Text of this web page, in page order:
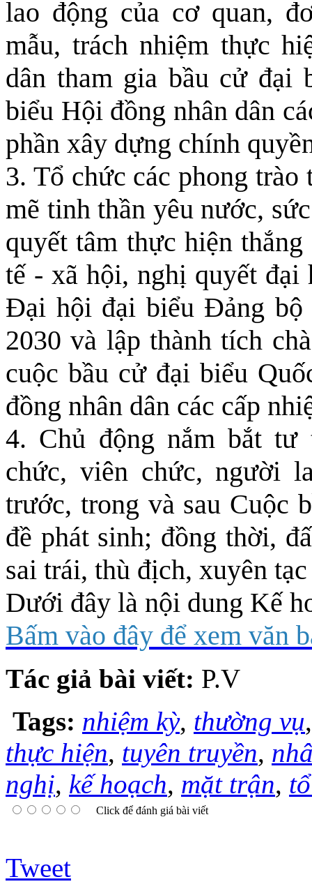
lao động của cơ quan,
mẫu, trách nhiệm thực
dân tham gia bầu cử
biểu Hội đồng nhân dân
phần xây dựng chính
3. Tổ chức các phong
mẽ tinh thần yêu nước,
quyết tâm thực hiện
tế - xã hội, nghị quyết đại
Đại hội đại biểu Đảng
2030 và lập thành tích
cuộc bầu cử đại biểu
đồng nhân dân các cấp
4. Chủ động nắm bắt tư
chức, viên chức, người
trước, trong và sau Cuộc
đề phát sinh; đồng thời,
sai trái, thù địch, xuyên
Dưới đây là nội dung Kế
Bấm vào đây để xem văn
Tác giả bài viết: P.V
Tags: nhiệm kỳ, thường vụ
thực hiện, tuyên truyền,
nghị, kế hoạch, mặt trận,
Click để đánh giá bài viết
Tweet